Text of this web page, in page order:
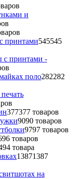
и
принтами545545
с принтами -
поло282282
377377 товаров
9090 товаров
9797 товаров
96 товаров
94 товара
13871387
на